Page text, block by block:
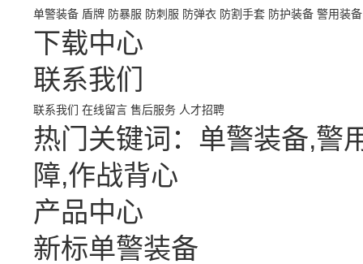
单警装备 盾牌 防暴服 防刺服 防弹衣 防割手套 防护装备 警用装备
下载中心
联系我们
联系我们 在线留言 售后服务 人才招聘
热门关键词：单警装备,警
障,作战背心
产品中心
新标单警装备